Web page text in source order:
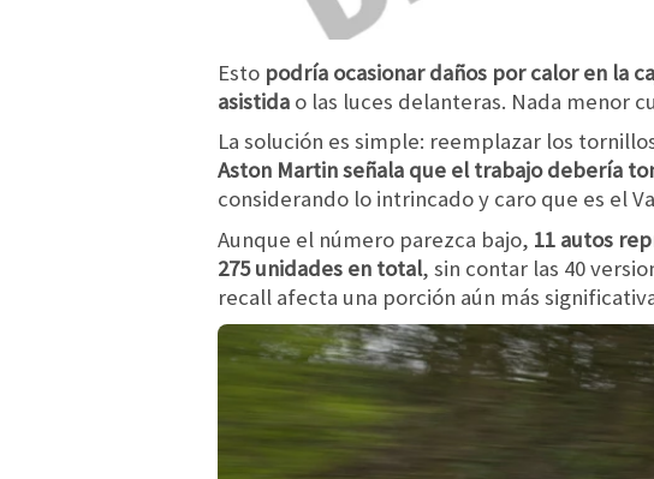
Esto podría ocasionar daños por calor en la
asistida o las luces delanteras. Nada menor
La solución es simple: reemplazar los
Aston Martin señala que el trabajo debería
considerando lo intrincado y caro que es el
Aunque el número parezca bajo, 11 autos
275 unidades en total, sin contar las 40
recall afecta una porción aún más